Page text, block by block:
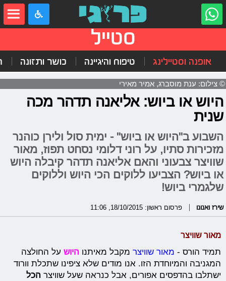
סטייל
אופנה וסטיילינג טיפוח והיגיינה כושר ותזונה
© צילום: ענת מוסברג, אמיר מאירי
היוש או ביוש: אליאנה תדהר מכה
שנית
השבוע ב"היוש או ביוש" - ימית סול ולירן כוהנר
מזכירות סתיו, על רוני דלומי נסחט תפוז, מאור
שוויצר צבעוני והאם אליאנה תדהר קיבלה היוש
או ביוש? הצביעו ללוקים הכי היוש וללוקים
שלגמרי ביוש!
שירז ואנונו פרסום ראשון: 18/10/2015, 11:06
מאור שוויצר
תמיד הורס - מאור שוויצר מקבל מאיתנוהיוש על החולצה
המגניבה והמיוחדת הזו. אנו מודים שלא ציפינו שתכלת וורוד
ישתלבו בהדפסים אפורים, אבל כנראה שעל שוויצרהכל